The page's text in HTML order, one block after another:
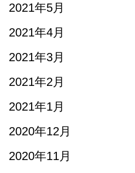
2021年5月
2021年4月
2021年3月
2021年2月
2021年1月
2020年12月
2020年11月